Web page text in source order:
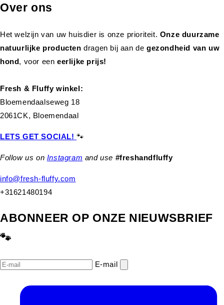
Over ons
Het welzijn van uw huisdier is onze prioriteit. Onze duurzame
natuurlijke productendragen bij aan de gezondheid van uw
hond, voor eeneerlijke prijs!
Fresh & Fluffy winkel:
Bloemendaalseweg 18
2061CK, Bloemendaal
LETS GET SOCIAL!🐾
Follow us on Instagram and use #freshandfluffy
info@fresh-fluffy.com
+31621480194
ABONNEER OP ONZE NIEUWSBRIEF
🐾
E‑mail